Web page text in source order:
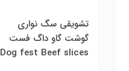
تشویقی سگ نواری
گوشت گاو داگ فست
Dog fest Beef slices